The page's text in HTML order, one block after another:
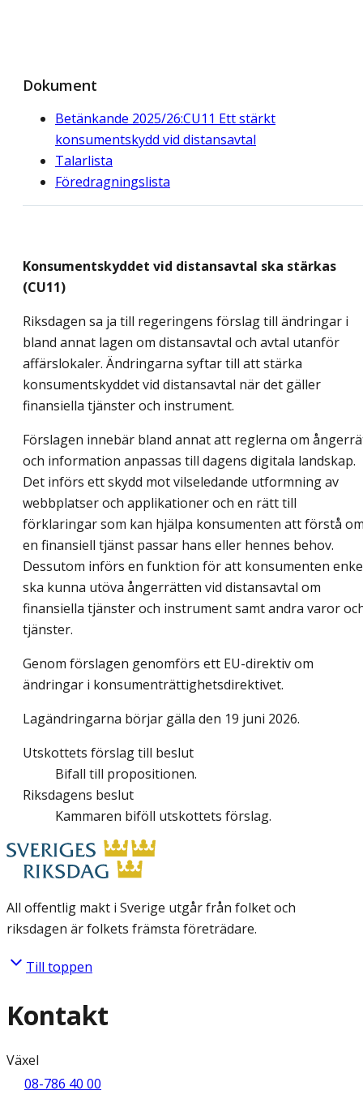
Dokument
Betänkande 2025/26:CU11 Ett stärkt
konsumentskydd vid distansavtal
Talarlista
Föredragningslista
Konsumentskyddet vid distansavtal ska stärkas
(CU11)
Riksdagen sa ja till regeringens förslag till ändringar i
bland annat lagen om distansavtal och avtal utanför
affärslokaler. Ändringarna syftar till att stärka
konsumentskyddet vid distansavtal när det gäller
finansiella tjänster och instrument.
Förslagen innebär bland annat att reglerna om
och information anpassas till dagens digitala landskap.
Det införs ett skydd mot vilseledande utformning av
webbplatser och applikationer och en rätt till
förklaringar som kan hjälpa konsumenten att förstå
en finansiell tjänst passar hans eller hennes behov.
Dessutom införs en funktion för att konsumenten
ska kunna utöva ångerrätten vid distansavtal om
finansiella tjänster och instrument samt andra varor
tjänster.
Genom förslagen genomförs ett EU-direktiv om
ändringar i konsumenträttighetsdirektivet.
Lagändringarna börjar gälla den 19 juni 2026.
Utskottets förslag till beslut
Bifall till propositionen.
Riksdagens beslut
Kammaren biföll utskottets förslag.
All offentlig makt i Sverige utgår från folket och
riksdagen är folkets främsta företrädare.
Till toppen
Kontakt
Växel
08-786 40 00